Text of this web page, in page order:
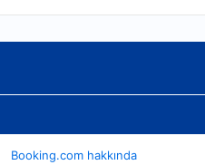
Booking.com hakkında